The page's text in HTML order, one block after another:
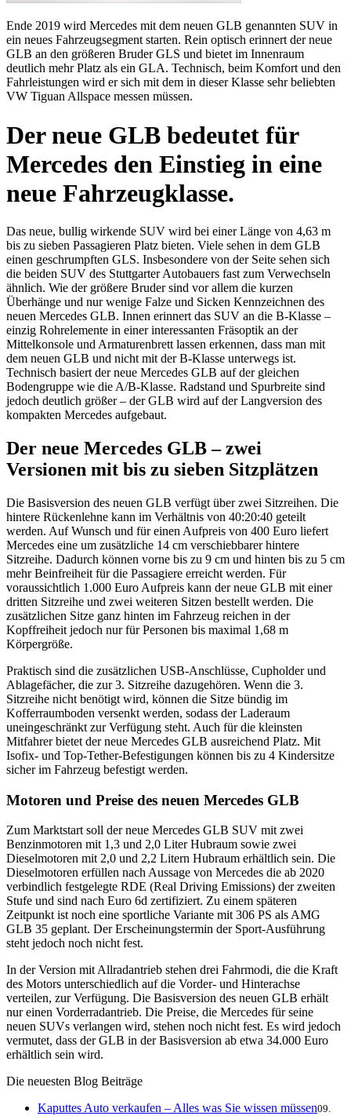
Ende 2019 wird Mercedes mit dem neuen GLB genannten SUV in
ein neues Fahrzeugsegment starten. Rein optisch erinnert der neue
GLB an den größeren BruderGLS und bietet im Innenraum
deutlich mehr Platz als ein GLA. Technisch, beim Komfort und den
Fahrleistungen wird er sich mit dem in dieser Klasse sehr beliebten
VW Tiguan Allspace messen müssen.
Der neue GLB bedeutet für
Mercedes den Einstieg in eine
neue Fahrzeugklasse.
Das neue, bullig wirkende SUV wird bei einer Länge von 4,63 m
bis zu sieben Passagieren Platz bieten. Viele sehen in dem GLB
einen geschrumpften GLS. Insbesondere von der Seite sehen sich
die beiden SUV des Stuttgarter Autobauers fast zum Verwechseln
ähnlich. Wie der größere Bruder sind vor allem die kurzen
Überhänge und nur wenige Falze und Sicken Kennzeichnen des
neuen Mercedes GLB. Innen erinnert das SUV an die B-Klasse –
einzig Rohrelemente in einer interessanten Fräsoptik an der
Mittelkonsole und Armaturenbrett lassen erkennen, dass man mit
dem neuen GLB und nicht mit der B-Klasse unterwegs ist.
Technisch basiert der neue Mercedes GLB auf der gleichen
Bodengruppe wie die A/B-Klasse. Radstand und Spurbreite sind
jedoch deutlich größer – derGLB wird auf der Langversion des
kompakten Mercedes aufgebaut.
Der neue Mercedes GLB– zwei
Versionen mit bis zu sieben Sitzplätzen
Die Basisversion des neuen GLB verfügt über zwei Sitzreihen. Die
hintere Rückenlehne kann im Verhältnis von 40:20:40 geteilt
werden. Auf Wunsch und für einen Aufpreis von 400 Euro liefert
Mercedes eine um zusätzliche 14 cm verschiebbarer hintere
Sitzreihe. Dadurch können vorne bis zu 9 cm und hinten bis zu 5 cm
mehr Beinfreiheit für die Passagiere erreicht werden. Für
voraussichtlich 1.000 Euro Aufpreis kann der neue GLB mit einer
dritten Sitzreihe und zwei weiteren Sitzen bestellt werden. Die
zusätzlichen Sitze ganz hinten im Fahrzeug reichen in der
Kopffreiheit jedoch nur für Personen bis maximal 1,68 m
Körpergröße.
Praktisch sind die zusätzlichen USB-Anschlüsse, Cupholder und
Ablagefächer, die zur 3. Sitzreihe dazugehören. Wenn die 3.
Sitzreihe nicht benötigt wird, können die Sitze bündig im
Kofferraumboden versenkt werden, sodass der Laderaum
uneingeschränkt zur Verfügung steht. Auch für die kleinsten
Mitfahrer bietet der neue Mercedes GLB ausreichend Platz. Mit
Isofix- und Top-Tether-Befestigungen können bis zu 4 Kindersitze
sicher im Fahrzeug befestigt werden.
Motoren und Preise des neuen Mercedes GLB
Zum Marktstart soll der neue Mercedes GLB SUV mit zwei
Benzinmotoren mit 1,3 und 2,0 Liter Hubraum sowie zwei
Dieselmotoren mit 2,0 und 2,2 Litern Hubraum erhältlich sein. Die
Dieselmotoren erfüllen nach Aussage von Mercedes die ab 2020
verbindlich festgelegte RDE (Real Driving Emissions) der zweiten
Stufe und sind nach Euro 6d zertifiziert. Zu einem späteren
Zeitpunkt ist noch eine sportliche Variante mit 306 PS alsAMG
GLB 35 geplant. Der Erscheinungstermin der Sport-Ausführung
steht jedoch noch nicht fest.
In der Version mit Allradantrieb stehen drei Fahrmodi, die die Kraft
des Motors unterschiedlich auf die Vorder- und Hinterachse
verteilen, zur Verfügung. Die Basisversion des neuen GLB erhält
nur einen Vorderradantrieb. Die Preise, die Mercedes für seine
neuen SUVs verlangen wird, stehen noch nicht fest. Es wird jedoch
vermutet, dass derGLB in der Basisversion ab etwa 34.000 Euro
erhältlich sein wird.
Die neuesten Blog Beiträge
Kaputtes Auto verkaufen – Alles was Sie wissen müssen09.